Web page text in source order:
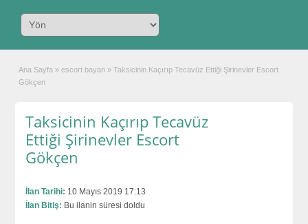
Ana Sayfa » escort bayan » Taksicinin Kaçırıp Tecavüz Ettiği Şirinevler Escort
Gökçen
Taksicinin Kaçırıp Tecavüz
Ettiği Şirinevler Escort
Gökçen
İlan Tarihi: 10 Mayıs 2019 17:13
İlan Bitiş: Bu ilanin süresi doldu